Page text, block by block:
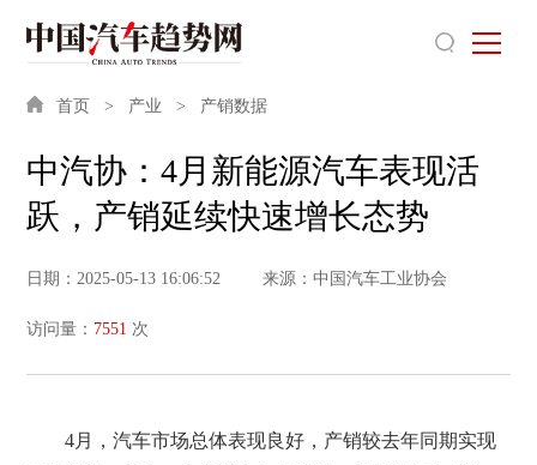
首页 产业 产销数据
中汽协：4月新能源汽车表现活
跃，产销延续快速增长态势
日期：2025-05-13 16:06:52 来源：中国汽车工业协会
访问量： 7551 次
4月，汽车市场总体表现良好，产销较去年同期实现